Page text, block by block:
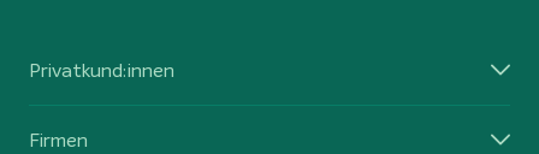
Privatkund:innen
Firmen